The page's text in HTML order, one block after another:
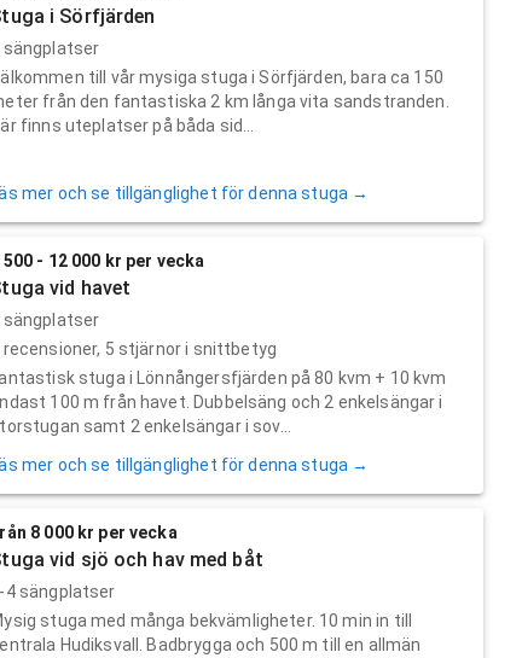
i Sörfjärden
sängplatser
till vår mysiga stuga i Sörfjärden, bara ca 150
från den fantastiska 2 km långa vita sandstranden.
finns uteplatser på båda sid...
mer och se tillgänglighet för denna stuga →
500 - 12 000 kr per vecka
vid havet
sängplatser
recensioner, 5 stjärnor i snittbetyg
stuga i Lönnångersfjärden på 80 kvm + 10 kvm
100 m från havet. Dubbelsäng och 2 enkelsängar i
samt 2 enkelsängar i sov...
mer och se tillgänglighet för denna stuga →
8 000 kr per vecka
vid sjö och hav med båt
4 sängplatser
stuga med många bekvämligheter. 10 min in till
Hudiksvall. Badbrygga och 500 m till en allmän